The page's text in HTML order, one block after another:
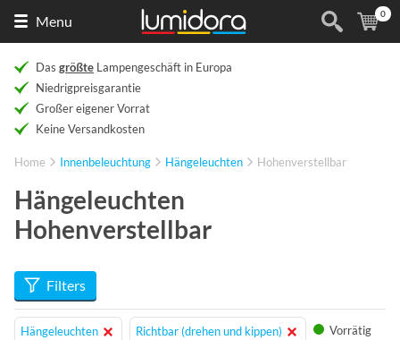
Menu (
0
Das größte Lampengeschäft in Europa
Niedrigpreisgarantie
Großer eigener Vorrat
Keine Versandkosten
Home Innenbeleuchtung Hängeleuchten Hohenverstellbar
Hängeleuchten
Hohenverstellbar
Filters
Hängeleuchten Richtbar (drehen und kippen) Vorrätig